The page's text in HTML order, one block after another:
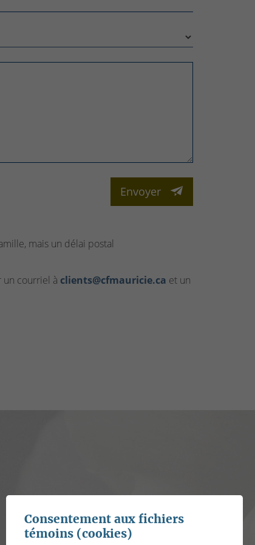
Envoyer
mais un délai postal
courriel à clients@cfmauricie.ca et un
Consentement aux fichiers
témoins (cookies)